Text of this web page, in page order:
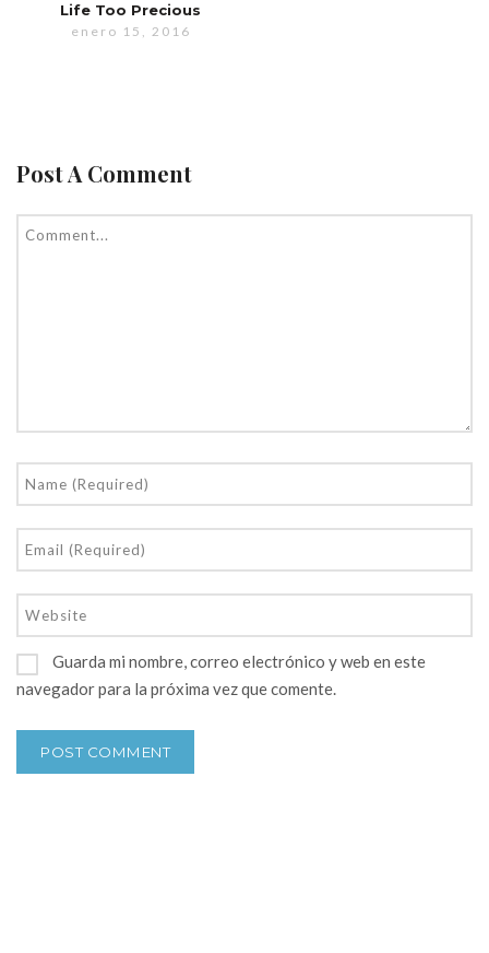
Life Too Precious
enero 15, 2016
Post A Comment
Guarda mi nombre, correo electrónico y web en este
navegador para la próxima vez que comente.